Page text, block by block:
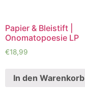
Papier & Bleistift |
Onomatopoesie LP
€18,99
In den Warenkorb